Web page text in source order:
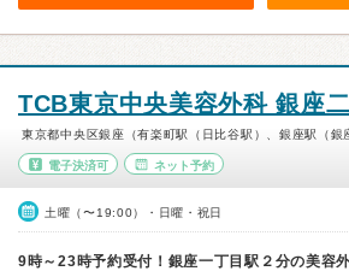
TCB東京中央美容外科 銀座
東京都中央区銀座（有楽町駅（日比谷駅）、銀座駅（銀
電子決済可 ネット予約
土曜（〜19:00）・日曜・祝日
9時～23時予約受付！銀座一丁目駅２分の美容